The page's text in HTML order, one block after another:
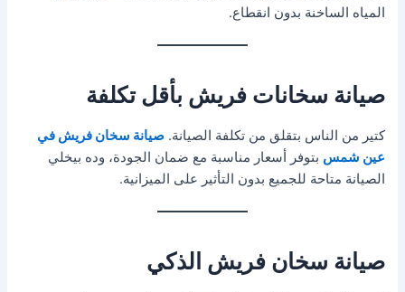
المياه الساخنة بدون انقطاع.
صيانة سخانات فريش بأقل تكلفة
كتير من الناس بتقلق من تكلفة الصيانة.صيانة سخان فريش في
عين شمس بتوفر أسعار مناسبة مع ضمان الجودة، وده بيخلي
الصيانة متاحة للجميع بدون التأثير على الميزانية.
صيانة سخان فريش الذكي